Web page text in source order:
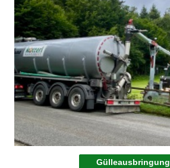
Gülleausbringung